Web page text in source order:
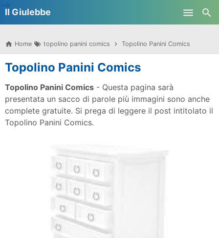
Il Giulebbe
Home topolino panini comics Topolino Panini Comics
Topolino Panini Comics
Topolino Panini Comics - Questa pagina sarà
presentata un sacco di parole più immagini sono anche
complete gratuite. Si prega di leggere il post intitolato il
Topolino Panini Comics.